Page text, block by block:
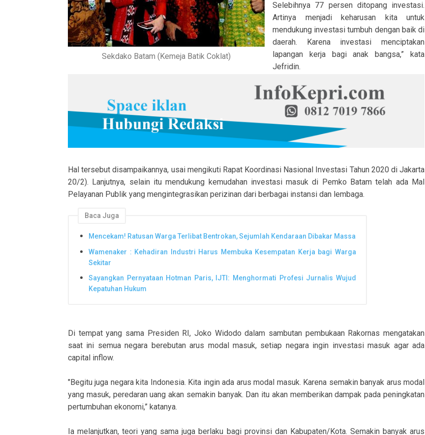
Sekdako Batam (Kemeja Batik Coklat)
Selebihnya 77 persen ditopang investasi.
Artinya menjadi keharusan kita untuk
mendukung investasi tumbuh dengan baik di
daerah. Karena investasi menciptakan
lapangan kerja bagi anak bangsa,” kata
Jefridin.
Hal tersebut disampaikannya, usai mengikuti Rapat Koordinasi Nasional Investasi Tahun 2020 di Jakarta
20/2). Lanjutnya, selain itu mendukung kemudahan investasi masuk di Pemko Batam telah ada Mal
Pelayanan Publik yang mengintegrasikan perizinan dari berbagai instansi dan lembaga.
Baca Juga
Mencekam! Ratusan Warga Terlibat Bentrokan, Sejumlah Kendaraan Dibakar Massa
Wamenaker : Kehadiran Industri Harus Membuka Kesempatan Kerja bagi Warga
Sekitar
Sayangkan Pernyataan Hotman Paris, IJTI: Menghormati Profesi Jurnalis Wujud
Kepatuhan Hukum
Di tempat yang sama Presiden RI, Joko Widodo dalam sambutan pembukaan Rakornas mengatakan
saat ini semua negara berebutan arus modal masuk, setiap negara ingin investasi masuk agar ada
capital inflow.
"Begitu juga negara kita Indonesia. Kita ingin ada arus modal masuk. Karena semakin banyak arus modal
yang masuk, peredaran uang akan semakin banyak. Dan itu akan memberikan dampak pada peningkatan
pertumbuhan ekonomi,” katanya.
Ia melanjutkan, teori yang sama juga berlaku bagi provinsi dan Kabupaten/Kota. Semakin banyak arus